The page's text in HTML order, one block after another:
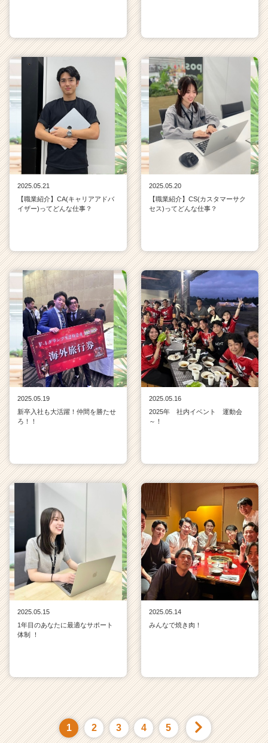
2025.05.21
【職業紹介】CA(キャリアアドバ
イザー)ってどんな仕事？
2025.05.20
【職業紹介】CS(カスタマーサク
セス)ってどんな仕事？
2025.05.19
新卒入社も大活躍！仲間を勝たせ
ろ！！
2025.05.16
2025年 社内イベント 運動会
～！
2025.05.15
1年目のあなたに最適なサポート
体制 ！
2025.05.14
みんなで焼き肉！
1 2 3 4 5